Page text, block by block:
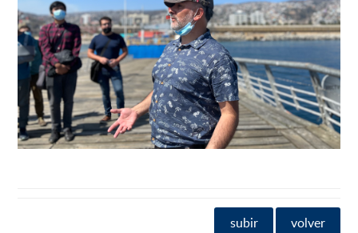
subir volver